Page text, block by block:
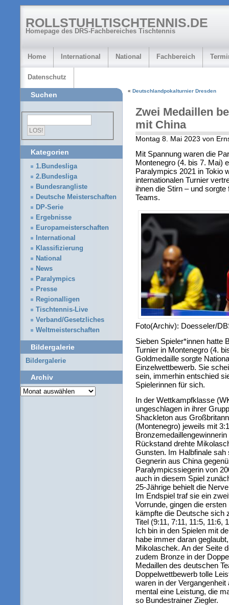
ROLLSTUHLTISCHTENNIS.DE
Homepage des DRS-Fachbereiches Tischtennis
Home International National Fachbereich
Datenschutz
« Deutschlandpokalturnier Dresden
Zwei Medaillen
mit China
Montag 8. Mai 2023 von
Mit Spannung waren die
Montenegro (4. bis 7. Mai)
Paralympics 2021 in Tokio
internationalen Turnier
ihnen die Stirn – und
Teams.
Foto(Archiv): Doesseler/
Sieben Spieler*innen hatte
Turnier in Montenegro (4.
Goldmedaille sorgte
Einzelwettbewerb. Sie
sein, immerhin entschied
Spielerinnen für sich.
In der Wettkampfklasse
ungeschlagen in ihrer
Shackleton aus
(Montenegro) jeweils mit
Rückstand drehte
Gunsten. Im Halbfinale
Gegnerin aus China
Paralympicssiegerin von
auch in diesem Spiel
25-Jährige behielt die
Im Endspiel traf sie ein
Vorrunde, gingen die
kämpfte die Deutsche sich
Titel (9:11, 7:11, 11:5, 11:6,
Ich bin in den Spielen mit
habe immer daran
Mikolaschek. An der Seite
zudem Bronze in der
Medaillen des deutschen
Doppelwettbewerb tolle
waren in der
mental eine Leistung, die
so Bundestrainer Ziegler.
Suchen
Kategorien
1.Bundesliga
2.Bundesliga
Bundesrangliste
Deutsche Meisterschaften
DP-Serie
Ergebnisse
Europameisterschaften
International
Klassifizierung
National
News
Paralympics
Presse
Regionalligen
Tischtennis-Live
Verband/Gesetzliches
Weltmeisterschaften
Bildergalerie
Bildergalerie
Archiv
Archiv